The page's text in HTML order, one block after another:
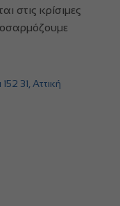
στις κρίσιμες
31, Αττική